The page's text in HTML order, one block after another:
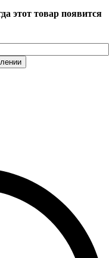
этот товар появится